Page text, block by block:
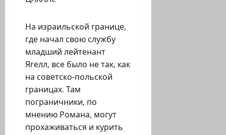
На израильской границе,
где начал свою службу
младший лейтенант
Ягелл, все было не так, как
на советско-польской
границах. Там
пограничники, по
мнению Романа, могут
прохаживаться и курить